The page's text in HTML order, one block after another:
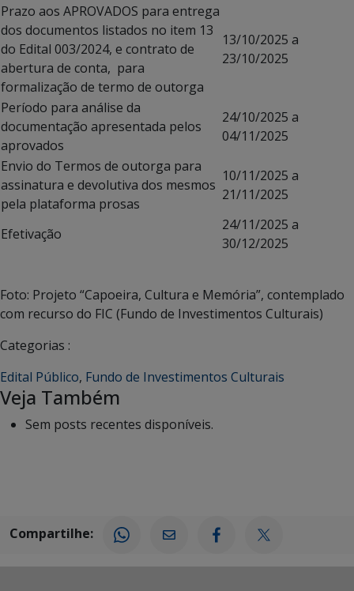
Prazo aos APROVADOS para entrega
dos documentos listados no item 13
do Edital 003/2024, e contrato de
abertura de conta, para
formalização de termo de outorga
13/10/2025 a
23/10/2025
Período para análise da
documentação apresentada pelos
aprovados
24/10/2025 a
04/11/2025
Envio do Termos de outorga para
assinatura e devolutiva dos mesmos
pela plataforma prosas
10/11/2025 a
21/11/2025
Efetivação
24/11/2025 a
30/12/2025
Foto: Projeto “Capoeira, Cultura e Memória”, contemplado
com recurso do FIC (Fundo de Investimentos Culturais)
Categorias :
Edital Público, Fundo de Investimentos Culturais
Veja Também
Sem posts recentes disponíveis.
Compartilhe: